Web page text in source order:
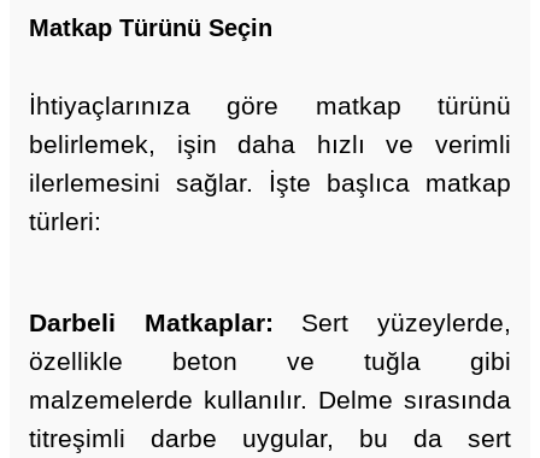
Matkap Türünü Seçin
İhtiyaçlarınıza göre matkap türünü
belirlemek, işin daha hızlı ve verimli
ilerlemesini sağlar. İşte başlıca matkap
türleri:
Darbeli Matkaplar: Sert yüzeylerde,
özellikle beton ve tuğla gibi
malzemelerde kullanılır. Delme sırasında
titreşimli darbe uygular, bu da sert